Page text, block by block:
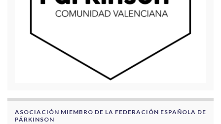
ASOCIACIÓN MIEMBRO DE LA FEDERACIÓN ESPAÑOLA DE
PÁRKINSON